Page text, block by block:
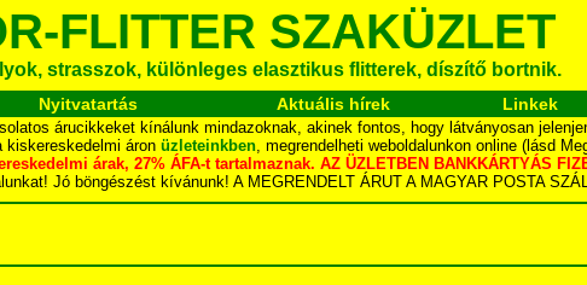
FLITTER SZAKÜZLET
strasszok, különleges elasztikus flitterek, díszítő bortnik.
Nyitvatartás Aktuális hírek Linkek
árucikkeket kínálunk mindazoknak, akinek fontos, hogy látványosan
kiskereskedelmi áron üzleteinkben, megrendelheti weboldalunkon online (lásd
árak, 27% ÁFA-t tartalmaznak. AZ ÜZLETBEN BANKKÁRTYÁS
Jó böngészést kívánunk! A MEGRENDELT ÁRUT A MAGYAR POSTA